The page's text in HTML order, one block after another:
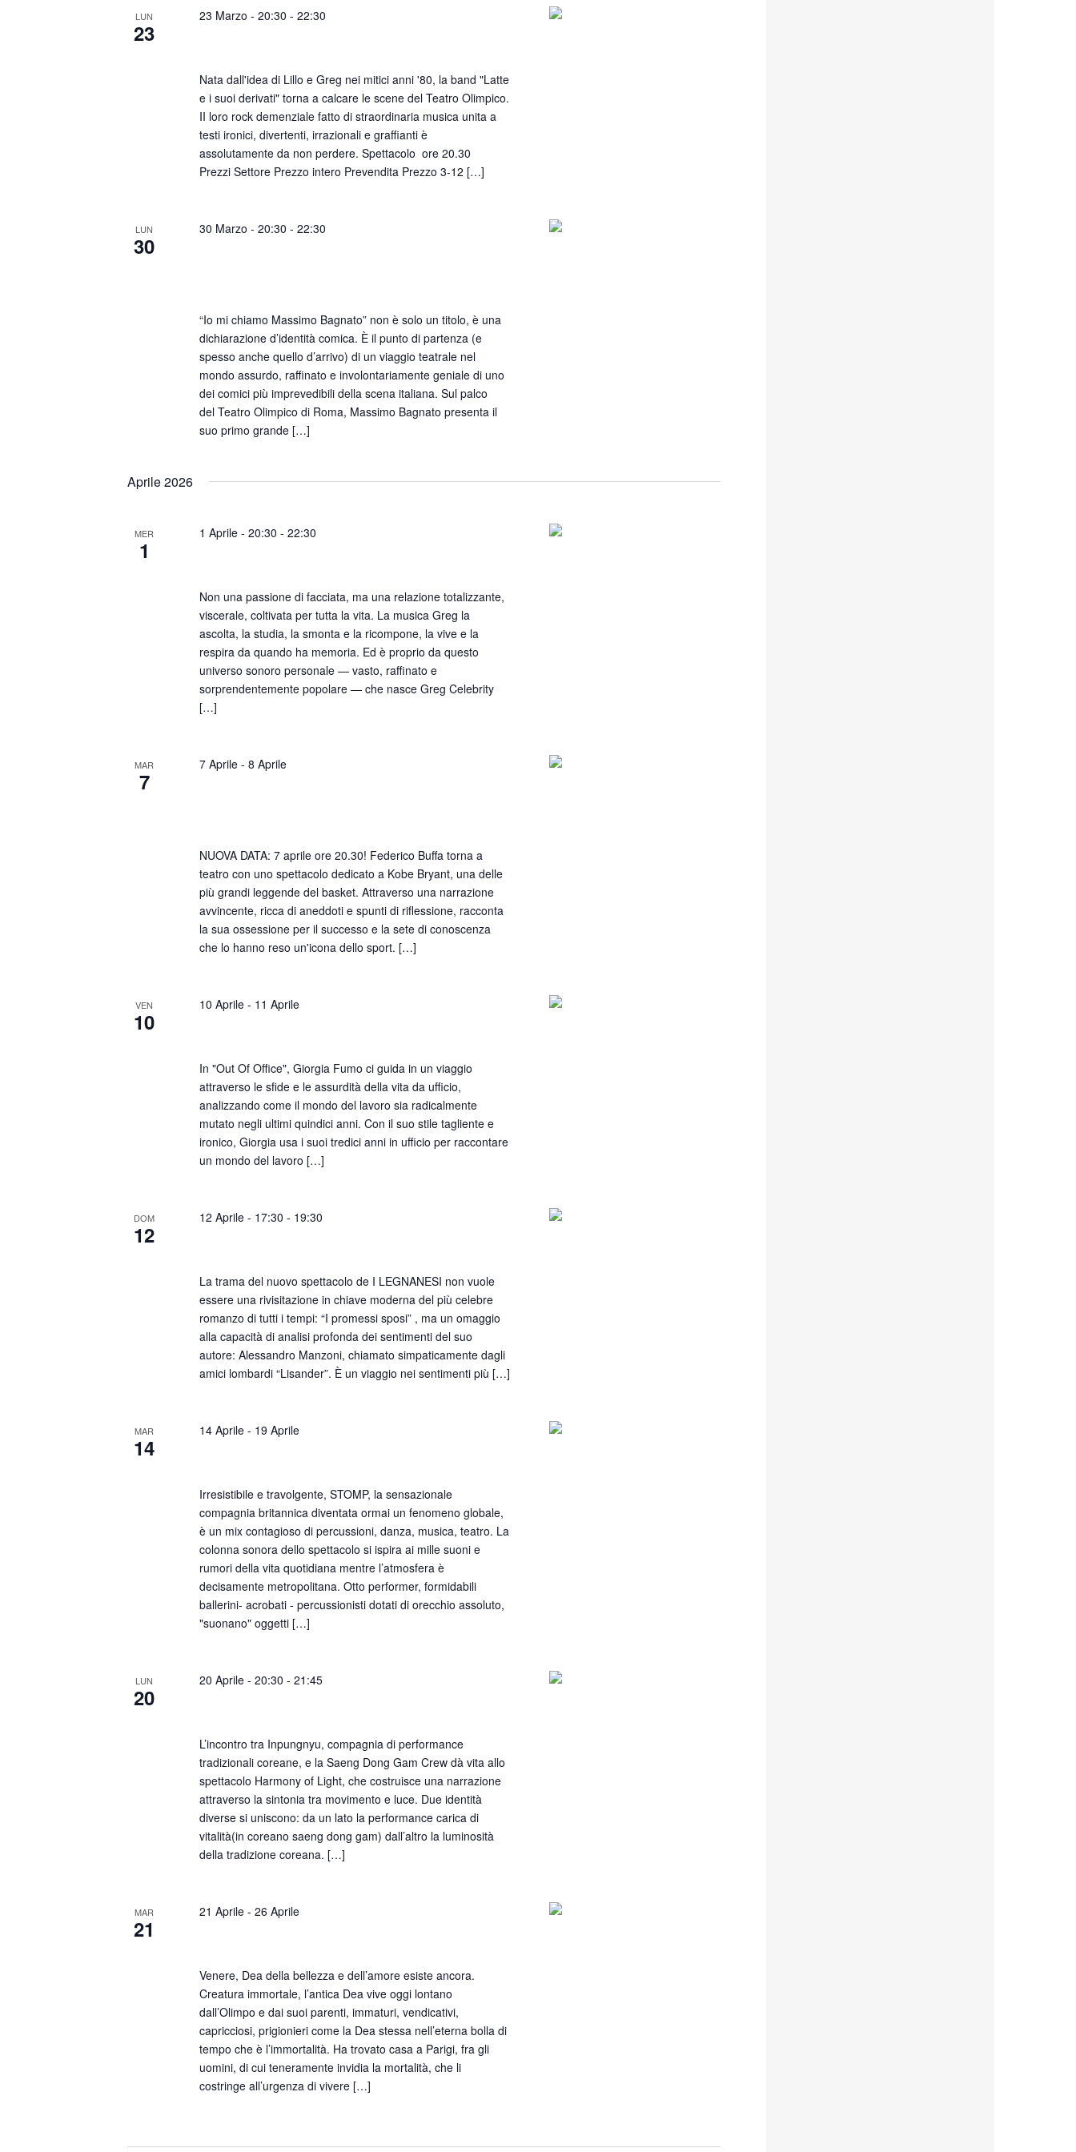
LUN
23
23 Marzo - 20:30 - 22:30
Nata dall'idea di Lillo e Greg nei mitici anni '80, la band "Latte
e i suoi derivati" torna a calcare le scene del Teatro Olimpico.
II loro rock demenziale fatto di straordinaria musica unita a
testi ironici, divertenti, irrazionali e graffianti è
assolutamente da non perdere. Spettacolo ore 20.30
Prezzi Settore Prezzo intero Prevendita Prezzo 3-12 […]
LUN
30
30 Marzo - 20:30 - 22:30
“Io mi chiamo Massimo Bagnato” non è solo un titolo, è una
dichiarazione d’identità comica. È il punto di partenza (e
spesso anche quello d’arrivo) di un viaggio teatrale nel
mondo assurdo, raffinato e involontariamente geniale di uno
dei comici più imprevedibili della scena italiana. Sul palco
del Teatro Olimpico di Roma, Massimo Bagnato presenta il
suo primo grande […]
Aprile 2026
MER
1
1 Aprile - 20:30 - 22:30
Non una passione di facciata, ma una relazione totalizzante,
viscerale, coltivata per tutta la vita. La musica Greg la
ascolta, la studia, la smonta e la ricompone, la vive e la
respira da quando ha memoria. Ed è proprio da questo
universo sonoro personale — vasto, raffinato e
sorprendentemente popolare — che nasce Greg Celebrity
[…]
MAR
7
7 Aprile - 8 Aprile
NUOVA DATA: 7 aprile ore 20.30! Federico Buffa torna a
teatro con uno spettacolo dedicato a Kobe Bryant, una delle
più grandi leggende del basket. Attraverso una narrazione
avvincente, ricca di aneddoti e spunti di riflessione, racconta
la sua ossessione per il successo e la sete di conoscenza
che lo hanno reso un'icona dello sport. […]
VEN
10
10 Aprile - 11 Aprile
In "Out Of Office", Giorgia Fumo ci guida in un viaggio
attraverso le sfide e le assurdità della vita da ufficio,
analizzando come il mondo del lavoro sia radicalmente
mutato negli ultimi quindici anni. Con il suo stile tagliente e
ironico, Giorgia usa i suoi tredici anni in ufficio per raccontare
un mondo del lavoro […]
DOM
12
12 Aprile - 17:30 - 19:30
La trama del nuovo spettacolo de I LEGNANESI non vuole
essere una rivisitazione in chiave moderna del più celebre
romanzo di tutti i tempi: “I promessi sposi” , ma un omaggio
alla capacità di analisi profonda dei sentimenti del suo
autore: Alessandro Manzoni, chiamato simpaticamente dagli
amici lombardi “Lisander”. È un viaggio nei sentimenti più […]
MAR
14
14 Aprile - 19 Aprile
Irresistibile e travolgente, STOMP, la sensazionale
compagnia britannica diventata ormai un fenomeno globale,
è un mix contagioso di percussioni, danza, musica, teatro. La
colonna sonora dello spettacolo si ispira ai mille suoni e
rumori della vita quotidiana mentre l’atmosfera è
decisamente metropolitana. Otto performer, formidabili
ballerini- acrobati - percussionisti dotati di orecchio assoluto,
"suonano" oggetti […]
LUN
20
20 Aprile - 20:30 - 21:45
L’incontro tra Inpungnyu, compagnia di performance
tradizionali coreane, e la Saeng Dong Gam Crew dà vita allo
spettacolo Harmony of Light, che costruisce una narrazione
attraverso la sintonia tra movimento e luce. Due identità
diverse si uniscono: da un lato la performance carica di
vitalità(in coreano saeng dong gam) dall’altro la luminosità
della tradizione coreana. […]
MAR
21
21 Aprile - 26 Aprile
Venere, Dea della bellezza e dell’amore esiste ancora.
Creatura immortale, l’antica Dea vive oggi lontano
dall’Olimpo e dai suoi parenti, immaturi, vendicativi,
capricciosi, prigionieri come la Dea stessa nell’eterna bolla di
tempo che è l’immortalità. Ha trovato casa a Parigi, fra gli
uomini, di cui teneramente invidia la mortalità, che li
costringe all’urgenza di vivere […]